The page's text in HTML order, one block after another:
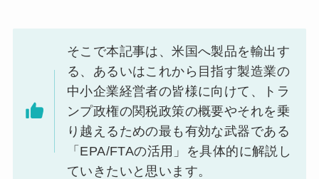
そこで本記事は、米国へ製品を輸出す
る、あるいはこれから目指す製造業の
中小企業経営者の皆様に向けて、トラ
ンプ政権の関税政策の概要やそれを乗
り越えるための最も有効な武器である
「EPA/FTAの活用」を具体的に解説し
ていきたいと思います。